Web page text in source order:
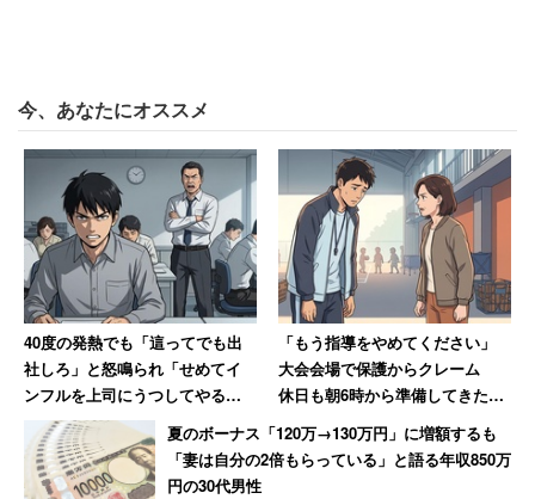
今、あなたにオススメ
40度の発熱でも「這ってでも出
社しろ」と怒鳴られ「せめてイ
ンフルを上司にうつしてやる」
と思った男性 数年後その職場
は「潰された」【後編】
「もう指導をやめてください」
大会会場で保護からクレーム
休日も朝6時から準備してきた部
活動の指導者が思うこと
夏のボーナス「120万→130万円」に増額するも
「妻は自分の2倍もらっている」と語る年収850万
円の30代男性